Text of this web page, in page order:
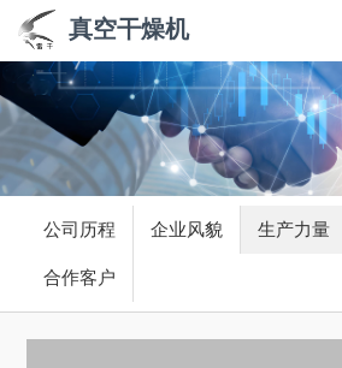
真空干燥机
公司历程 企业风貌 生产力量
合作客户